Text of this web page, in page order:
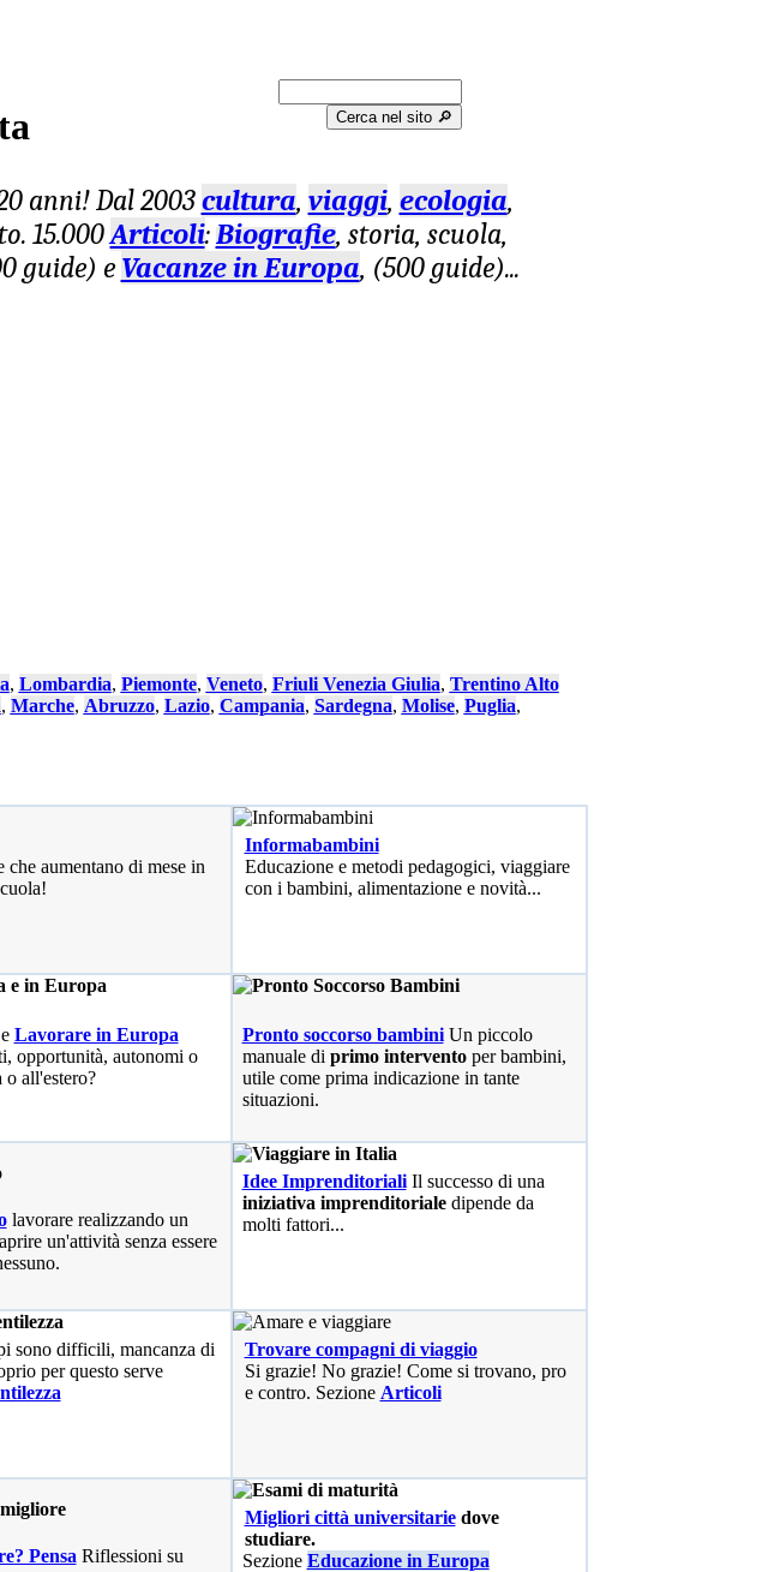
Cerca nel sito 🔎︎
anni! Dal 2003cultura, viaggi, ecologia,
15.000Articoli:Biografie, storia, scuola,
guide) e Vacanze in Europa, (500 guide)...
, Lombardia, Piemonte, Veneto, Friuli Venezia Giulia, Trentino Alto
, Marche, Abruzzo, Lazio, Campania, Sardegna, Molise, Puglia,
aumentano di mese in
Informabambini
Educazione e metodi pedagogici, viaggiare
con i bambini, alimentazione e novità...
e Lavorare in Europa
opportunità, autonomi o
all'estero?
Pronto soccorso bambiniUn piccolo
manuale di primo interventoper bambini,
utile come prima indicazione in tante
situazioni.
lavorare realizzando un
un'attività senza essere
Idee ImprenditorialiIl successo di una
iniziativa imprenditorialedipende da
molti fattori...
sono difficili, mancanza di
per questo serve
Trovare compagni di viaggio
Si grazie! No grazie! Come si trovano, pro
e contro. Sezione Articoli
Pensa Riflessioni su
Migliori città universitariedove
studiare.
Sezione Educazione in Europa